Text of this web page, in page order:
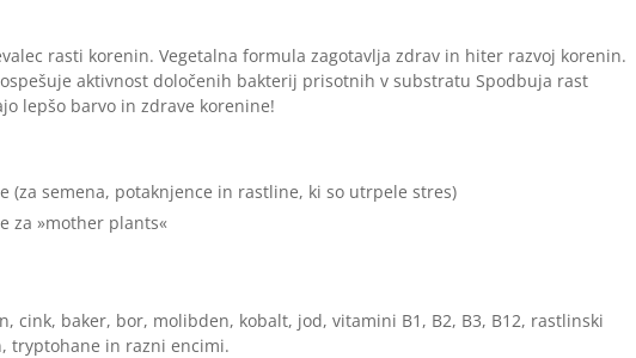
rasti korenin. Vegetalna formula zagotavlja zdrav in hiter razvoj korenin.
aktivnost določenih bakterij prisotnih v substratu Spodbuja rast
lepšo barvo in zdrave korenine!
(za semena, potaknjence in rastline, ki so utrpele stres)
za »mother plants«
cink, baker, bor, molibden, kobalt, jod, vitamini B1, B2, B3, B12, rastlinski
tryptohane in razni encimi.